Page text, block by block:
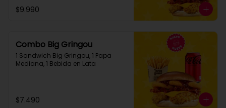
$9.990
Combo Big Gringou
1 Sandwich Big Gringou, 1 Papa
Mediana, 1 Bebida en Lata
$7.490